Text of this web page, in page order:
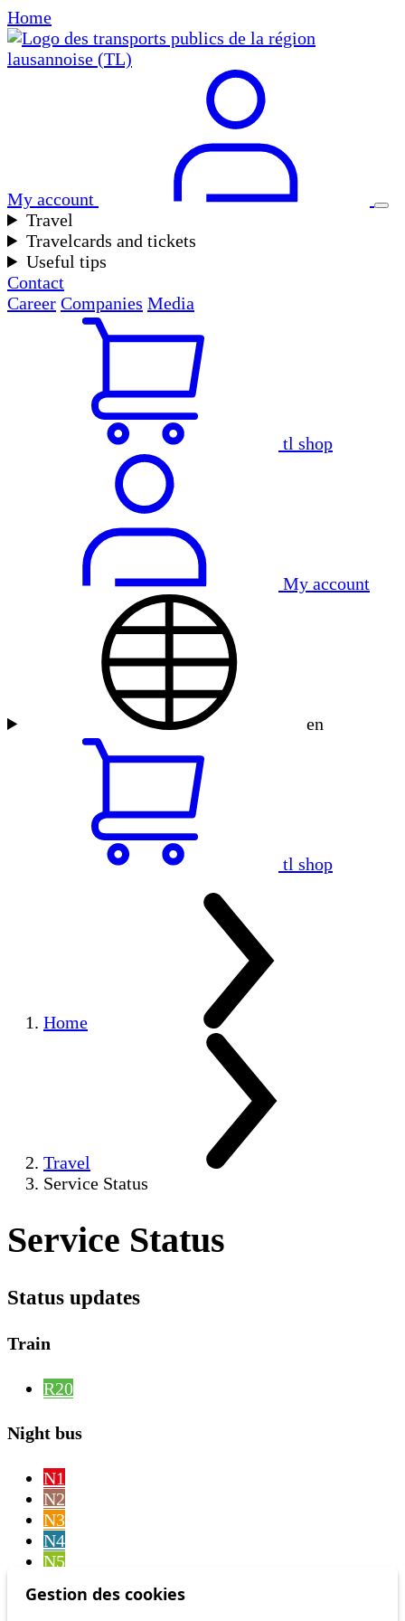
Gestion des cookies
Home
My account
Travel
Travelcards and tickets
Useful tips
Contact
Career Companies Media
tl shop
My account
en
tl shop
Home
Travel
Service Status
Service Status
Status updates
Train
R20
Night bus
N1
N2
N3
N4
N5